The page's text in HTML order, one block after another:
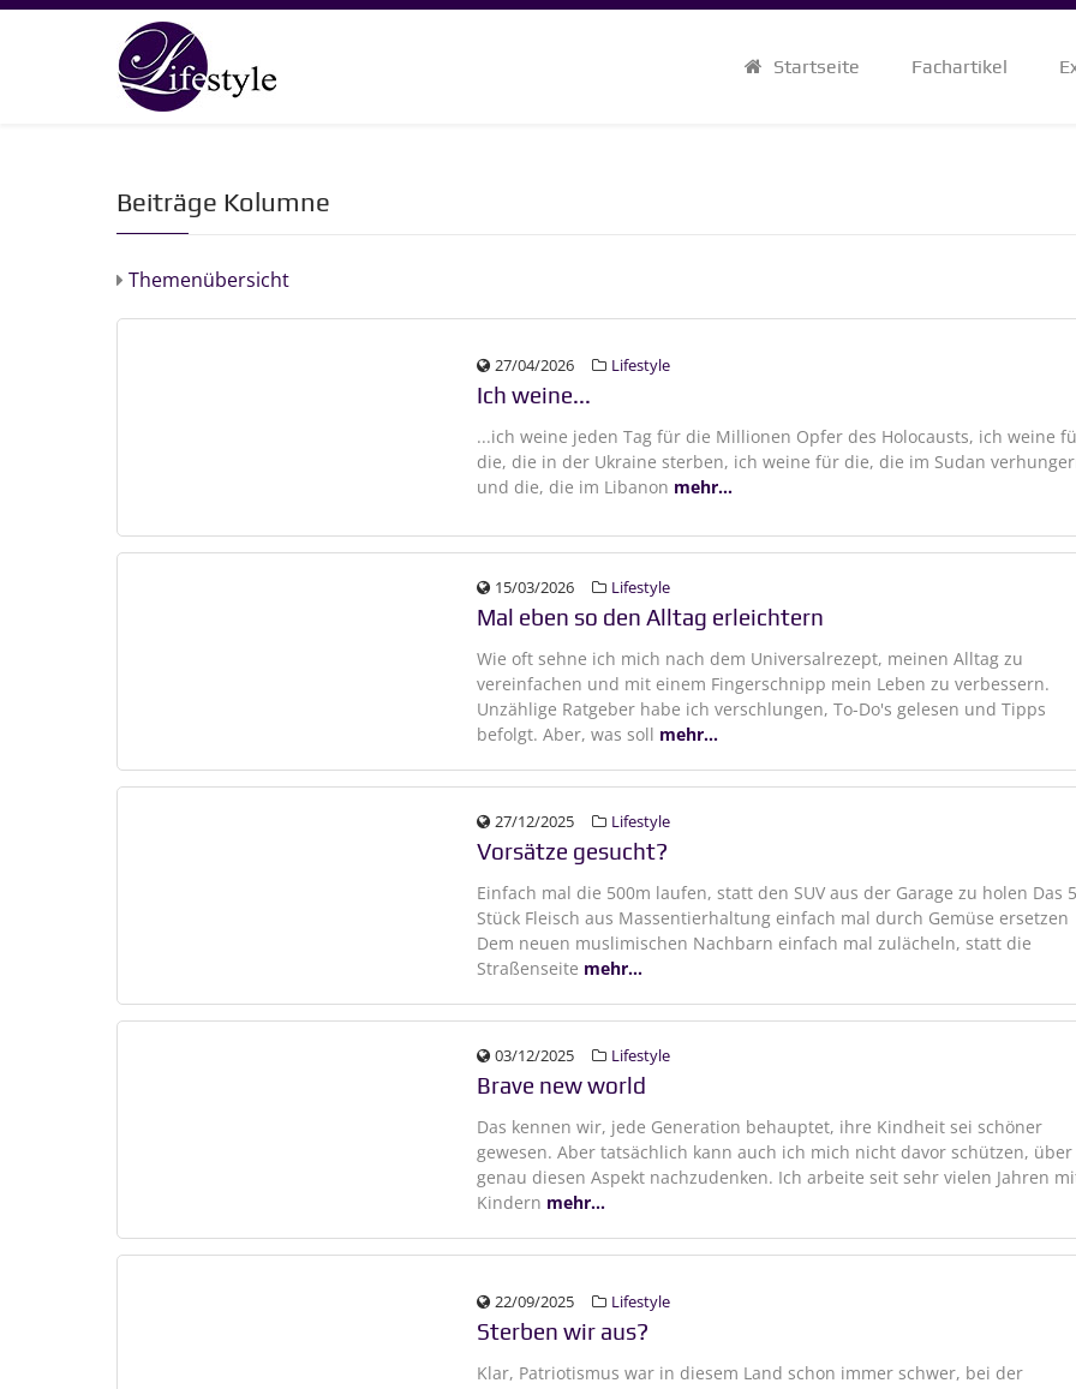
Startseite Fachartikel
Beiträge Kolumne
Themenübersicht
27/04/2026 Lifestyle
Ich weine...
...ich weine jeden Tag für die Millionen Opfer des Holocausts, ich weine
die, die in der Ukraine sterben, ich weine für die, die im Sudan
und die, die im Libanon mehr...
15/03/2026 Lifestyle
Mal eben so den Alltag erleichtern
Wie oft sehne ich mich nach dem Universalrezept, meinen Alltag zu
vereinfachen und mit einem Fingerschnipp mein Leben zu verbessern.
Unzählige Ratgeber habe ich verschlungen, To-Do's gelesen und Tipps
befolgt. Aber, was soll mehr...
27/12/2025 Lifestyle
Vorsätze gesucht?
Einfach mal die 500m laufen, statt den SUV aus der Garage zu holen Das
Stück Fleisch aus Massentierhaltung einfach mal durch Gemüse ersetzen
Dem neuen muslimischen Nachbarn einfach mal zulächeln, statt die
Straßenseite mehr...
03/12/2025 Lifestyle
Brave new world
Das kennen wir, jede Generation behauptet, ihre Kindheit sei schöner
gewesen. Aber tatsächlich kann auch ich mich nicht davor schützen, über
genau diesen Aspekt nachzudenken. Ich arbeite seit sehr vielen Jahren
Kindern mehr...
22/09/2025 Lifestyle
Sterben wir aus?
Klar, Patriotismus war in diesem Land schon immer schwer, bei der